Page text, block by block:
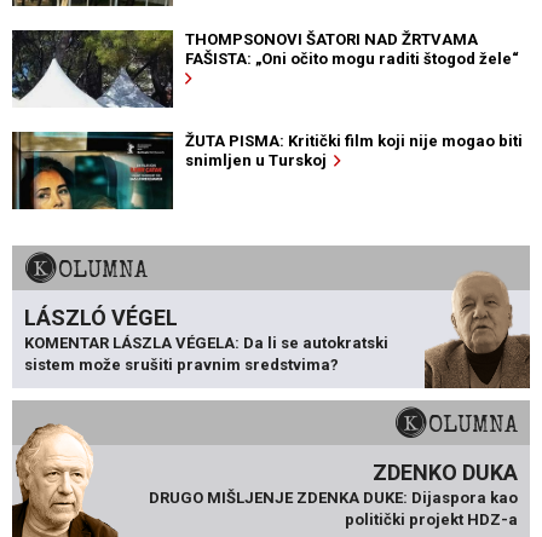
THOMPSONOVI ŠATORI NAD ŽRTVAMA
FAŠISTA: „Oni očito mogu raditi štogod žele“
ŽUTA PISMA: Kritički film koji nije mogao biti
snimljen u Turskoj
KOLUMNA
LÁSZLÓ VÉGEL
KOMENTAR LÁSZLA VÉGELA: Da li se autokratski
sistem može srušiti pravnim sredstvima?
KOLUMNA
ZDENKO DUKA
DRUGO MIŠLJENJE ZDENKA DUKE: Dijaspora kao
politički projekt HDZ-a